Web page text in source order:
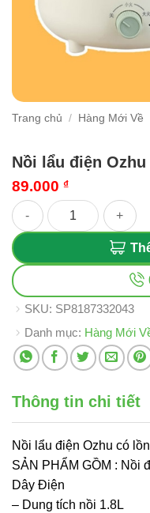
Trang chủ / Hàng Mới Về
Nồi lẩu điện
89.000 ₫
Nồi lẩu điện Ozhu có
SKU: SP8187332043
Danh mục: Hàng Mới
Thông tin chi tiết
Nồi lẩu điện Ozhu có
SẢN PHẨM GỒM : Nồi
Dây Điện
– Dung tích nồi 1.8L